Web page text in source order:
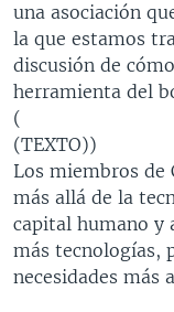
una asociación
la que estamos
discusión de
herramienta del
(
(TEXTO))
Los miembros de
más allá de la
capital humano y
más tecnologías,
necesidades más